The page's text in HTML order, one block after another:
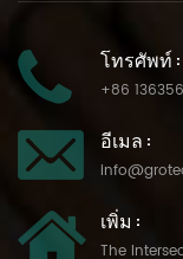
โทรศัพท์ :
+86
อีเมล :
เพิ่ม :
The